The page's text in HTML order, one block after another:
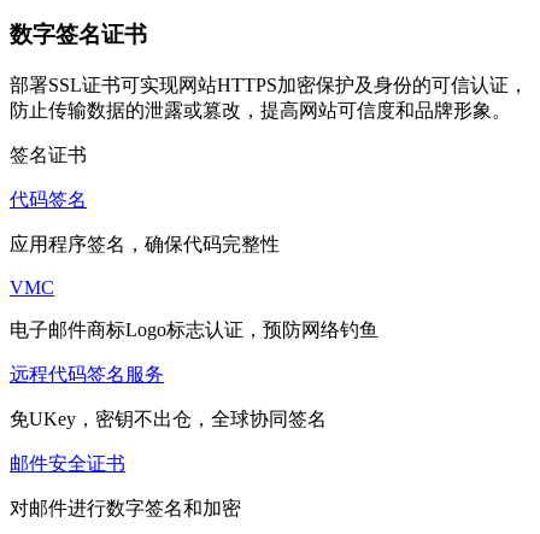
数字签名证书
部署SSL证书可实现网站HTTPS加密保护及身份的可信认证，
防止传输数据的泄露或篡改，提高网站可信度和品牌形象。
签名证书
代码签名
应用程序签名，确保代码完整性
VMC
电子邮件商标Logo标志认证，预防网络钓鱼
远程代码签名服务
免UKey，密钥不出仓，全球协同签名
邮件安全证书
对邮件进行数字签名和加密